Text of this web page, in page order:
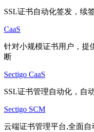
SSL证书自动化签发，续
CaaS
针对小规模证书用户，提
断
Sectigo CaaS
SSL证书管理自动化，自
Sectigo SCM
云端证书管理平台,全面自